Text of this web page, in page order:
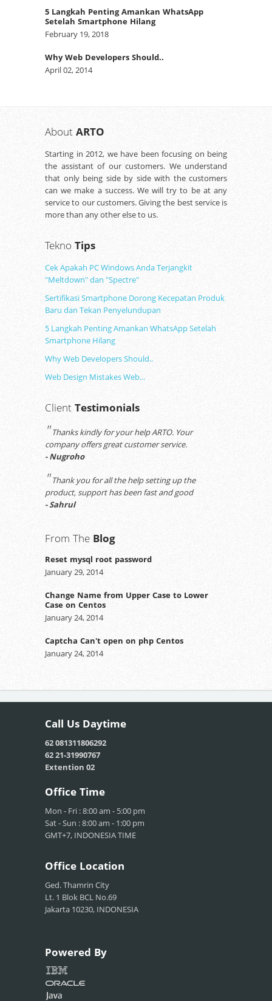
5 Langkah Penting Amankan WhatsApp
Setelah Smartphone Hilang
February 19, 2018
Why Web Developers Should..
April 02, 2014
About ARTO
Starting in 2012, we have been focusing on being
the assistant of our customers. We understand
that only being side by side with the customers
can we make a success. We will try to be at any
service to our customers. Giving the best service is
more than any other else to us.
Tekno Tips
Cek Apakah PC Windows Anda Terjangkit
"Meltdown" dan "Spectre"
Sertifikasi Smartphone Dorong Kecepatan Produk
Baru dan Tekan Penyelundupan
5 Langkah Penting Amankan WhatsApp Setelah
Smartphone Hilang
Why Web Developers Should..
Web Design Mistakes Web...
Client Testimonials
"Thanks kindly for your help ARTO. Your
company offers great customer service.
- Nugroho
"Thank you for all the help setting up the
product, support has been fast and good
- Sahrul
From The Blog
Reset mysql root password
January 29, 2014
Change Name from Upper Case to Lower
Case on Centos
January 24, 2014
Captcha Can't open on php Centos
January 24, 2014
Call Us Daytime
62 081311806292
62 21-31990767
Extention 02
Office Time
Mon - Fri : 8:00 am - 5:00 pm
Sat - Sun : 8:00 am - 1:00 pm
GMT+7, INDONESIA TIME
Office Location
Ged. Thamrin City
Lt. 1 Blok BCL No.69
Jakarta 10230, INDONESIA
Powered By